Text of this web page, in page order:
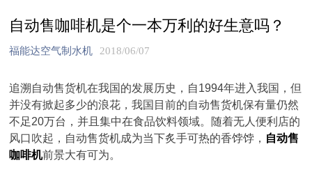
自动售咖啡机是个一本万利的好生意吗？
福能达空气制水机 2018/06/07
追溯自动售货机在我国的发展历史，自1994年进入我国，但
并没有掀起多少的浪花，我国目前的自动售货机保有量仍然
不足20万台，并且集中在食品饮料领域。随着无人便利店的
风口吹起，自动售货机成为当下炙手可热的香饽饽， 自动售
咖啡机前景大有可为。